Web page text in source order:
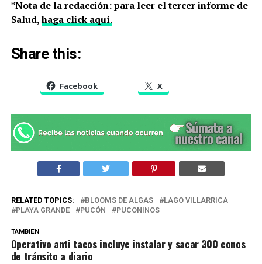
*Nota de la redacción: para leer el tercer informe de
Salud,haga click aquí.
Share this:
Facebook X
RELATED TOPICS: BLOOMS DE ALGAS
LAGO VILLARRICA
PLAYA GRANDE
PUCÓN PUCONINOS
TAMBIEN
Operativo anti tacos incluye instalar y sacar 300 conos
de tránsito a diario